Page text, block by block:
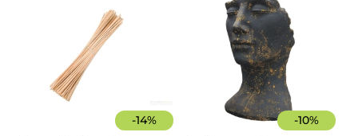
-14%
-10%